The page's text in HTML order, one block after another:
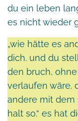
du ein leben
es nicht wieder
„wie hätte es
dich. und du
den bruch,
verlaufen wäre.
andere mit dem
halt so.“ es hat